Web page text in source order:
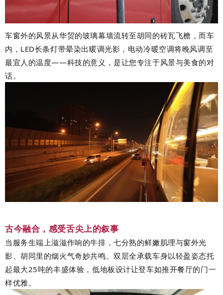
车窗外的风景从华贸的玻璃幕墙流转至胡同的砖瓦飞檐，而车
内， LED长条灯带晕染出暖调光影，电动冷暖空调将晚风调至
最宜人的温度——科技的意义，是让您专注于风景与美食的对
话。
古今融合，感受舌尖上的叙事
当服务生端上滋滋作响的牛排，七分熟的鲜嫩肌理与窗外光
影、胡同里的烟火气奇妙共鸣。双层全承载车身以轻盈姿态托
起最大25吨的丰盛体验，低地板设计让登车如推开餐厅的门一
样优雅。